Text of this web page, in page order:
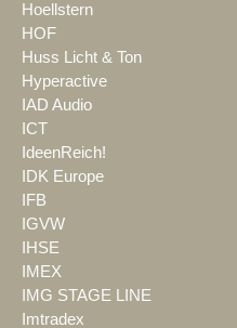
Hoellstern
HOF
Huss Licht & Ton
Hyperactive
IAD Audio
ICT
IdeenReich!
IDK Europe
IFB
IGVW
IHSE
IMEX
IMG STAGE LINE
Imtradex